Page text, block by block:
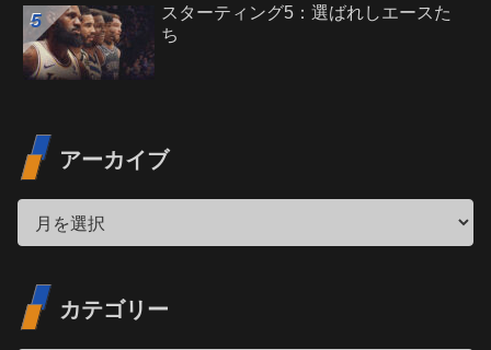
スターティング5：選ばれしエースた
ち
アーカイブ
カテゴリー